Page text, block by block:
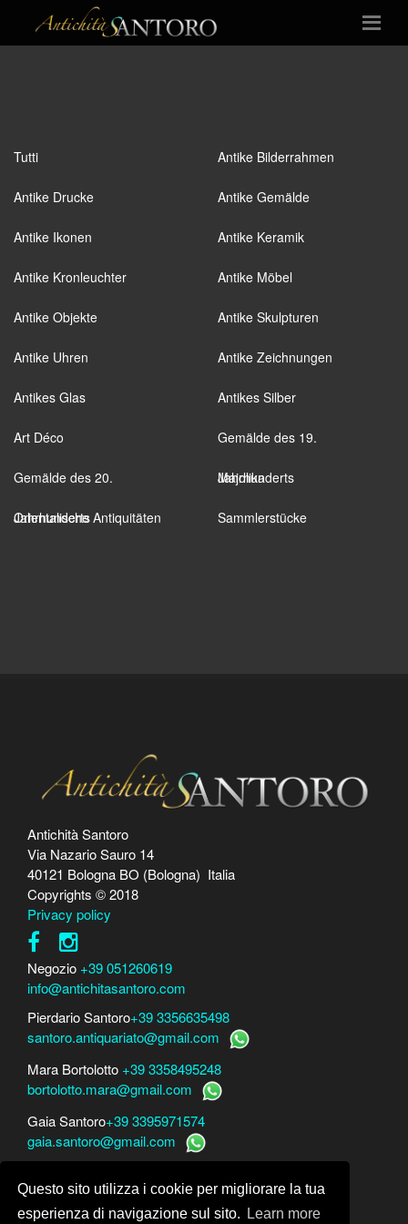
Questo sito utilizza i cookie per migliorare la tua
esperienza di navigazione sul sito.
Learn more
Tutti Antike Bilderrahmen
Antike Drucke Antike Gemälde
Antike Ikonen Antike Keramik
Antike Kronleuchter Antike Möbel
Antike Objekte Antike Skulpturen
Antike Uhren Antike Zeichnungen
Antikes Glas Antikes Silber
Art Déco Gemälde des 19.
Jahrhunderts
Gemälde des 20.
Jahrhunderts
Majolika
Orientalische Antiquitäten Sammlerstücke
Antichità Santoro
Via Nazario Sauro 14
40121 Bologna BO (Bologna) Italia
Copyrights © 2018
Privacy policy
Negozio +39 051260619
info@antichitasantoro.com
Pierdario Santoro+39 3356635498
santoro.antiquariato@gmail.com
Mara Bortolotto +39 3358495248
bortolotto.mara@gmail.com
Gaia Santoro+39 3395971574
gaia.santoro@gmail.com
Mara Bortolottowww.perito-arte-antiquariato.it
Dario Santorowww.peritoarte.info